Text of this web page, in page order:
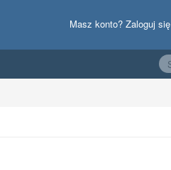
Masz konto? Zaloguj się